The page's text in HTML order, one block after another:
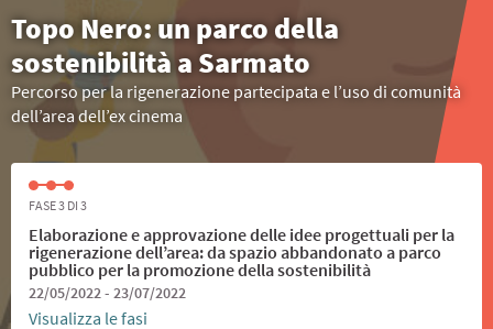
Topo Nero: un parco della
sostenibilità a Sarmato
Percorso per la rigenerazione partecipata e l’uso di comunità
dell’area dell’ex cinema
FASE 3 DI 3
Elaborazione e approvazione delle idee progettuali per la
rigenerazione dell’area: da spazio abbandonato a parco
pubblico per la promozione della sostenibilità
22/05/2022 - 23/07/2022
Visualizza le fasi